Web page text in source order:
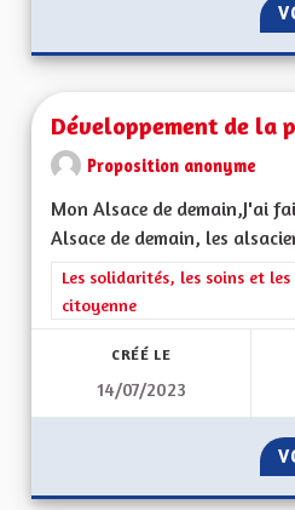
Développement de la
Proposition anonyme
Mon Alsace de demain,J'ai
Alsace de demain, les
Filtrer les résultats de la
Les solidarités, les soins et
citoyenne
CRÉÉ LE
14/07/2023